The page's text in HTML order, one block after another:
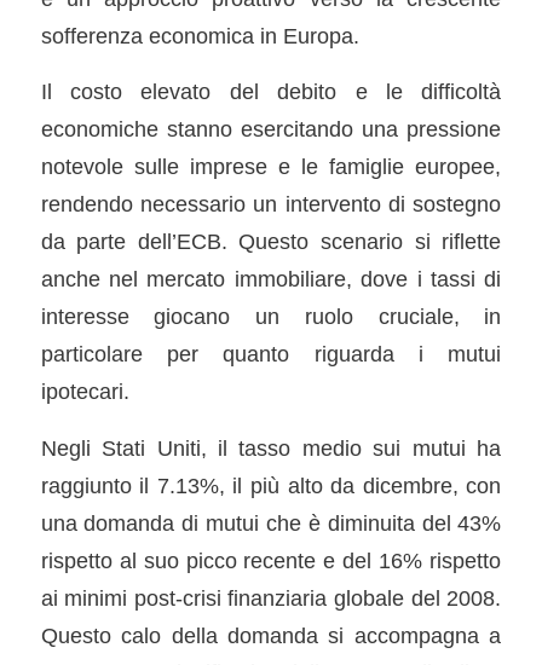
sofferenza economica in Europa.
Il costo elevato del debito e le difficoltà
economiche stanno esercitando una pressione
notevole sulle imprese e le famiglie europee,
rendendo necessario un intervento di sostegno
da parte dell’ECB. Questo scenario si riflette
anche nel mercato immobiliare, dove i tassi di
interesse giocano un ruolo cruciale, in
particolare per quanto riguarda i mutui
ipotecari.
Negli Stati Uniti, il tasso medio sui mutui ha
raggiunto il 7.13%, il più alto da dicembre, con
una domanda di mutui che è diminuita del 43%
rispetto al suo picco recente e del 16% rispetto
ai minimi post-crisi finanziaria globale del 2008.
Questo calo della domanda si accompagna a